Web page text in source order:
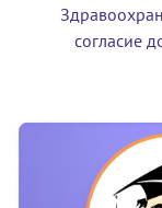
согласие